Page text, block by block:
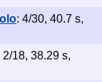
: 4/30, 40.7 s,
2/18, 38.29 s,